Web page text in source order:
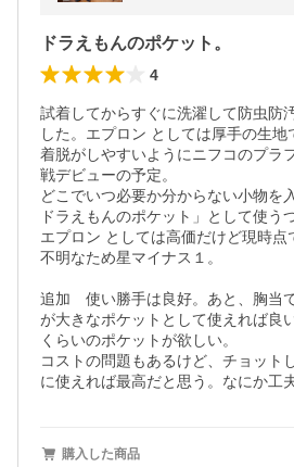
ドラえもんのポケット。
4
試着してからすぐに洗濯して防虫防
した。エプロン としては厚手の生地
着脱がしやすいようにニフコのプラ
戦デビューの予定。
どこでいつ必要か分からない小物を
ドラえもんのポケット」として使
エプロン としては高価だけど現時
不明なため星マイナス１。
追加　使い勝手は良好。あと、胸当
が大きなポケットとして使えれば良
くらいのポケットが欲しい。
コストの問題もあるけど、チョット
に使えれば最高だと思う。なにか工
購入した商品